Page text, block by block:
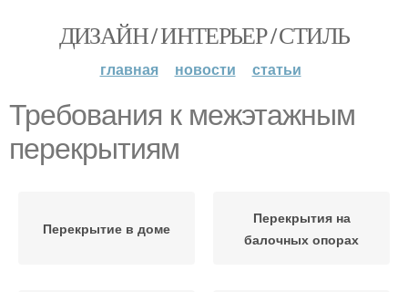
ДИЗАЙН / ИНТЕРЬЕР / СТИЛЬ
главная новости статьи
Требования к межэтажным
перекрытиям
Перекрытие в доме
Перекрытия на
балочных опорах